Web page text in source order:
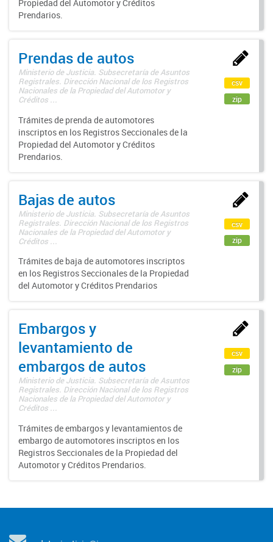
Propiedad del Automotor y Créditos
Prendarios.
Prendas de autos
Ministerio de Justicia. Subsecretaría de Asuntos
Registrales. Dirección Nacional de los Registros
Nacionales de la Propiedad del Automotor y
Créditos ...
Trámites de prenda de automotores
inscriptos en los Registros Seccionales de la
Propiedad del Automotor y Créditos
Prendarios.
csv
zip
Bajas de autos
Ministerio de Justicia. Subsecretaría de Asuntos
Registrales. Dirección Nacional de los Registros
Nacionales de la Propiedad del Automotor y
Créditos ...
Trámites de baja de automotores inscriptos
en los Registros Seccionales de la Propiedad
del Automotor y Créditos Prendarios
csv
zip
Embargos y
levantamiento de
embargos de autos
Ministerio de Justicia. Subsecretaría de Asuntos
Registrales. Dirección Nacional de los Registros
Nacionales de la Propiedad del Automotor y
Créditos ...
Trámites de embargos y levantamientos de
embargo de automotores inscriptos en los
Registros Seccionales de la Propiedad del
Automotor y Créditos Prendarios.
csv
zip